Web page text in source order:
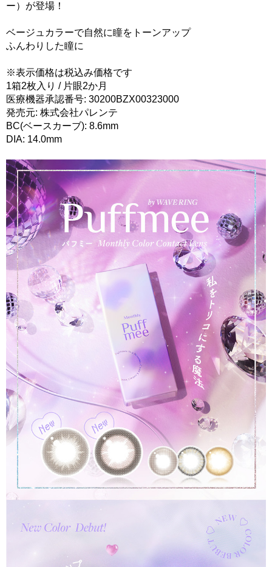
ー）が登場！
ベージュカラーで自然に瞳をトーンアップ
ふんわりした瞳に
※表示価格は税込み価格です
1箱2枚入り / 片眼2か月
医療機器承認番号: 30200BZX00323000
発売元: 株式会社パレンテ
BC(ベースカーブ): 8.6mm
DIA: 14.0mm